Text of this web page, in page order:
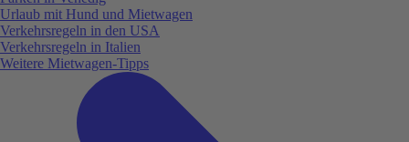
Urlaub mit Hund und Mietwagen
Verkehrsregeln in den USA
Verkehrsregeln in Italien
Weitere Mietwagen-Tipps